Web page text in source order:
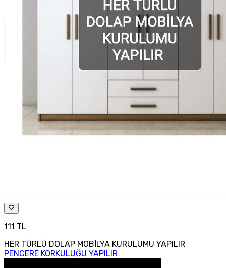
111 TL
HER TÜRLÜ DOLAP MOBİLYA KURULUMU YAPILIR
PENCERE KORKULUĞU YAPILIR